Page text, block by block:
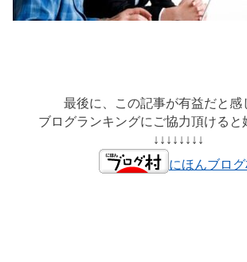
最後に、この記事が有益だと感
ブログランキングにご協力頂けると
↓↓↓↓↓↓↓↓
にほんブロ